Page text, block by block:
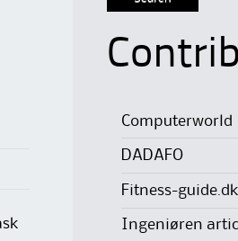
Computerworld
DADAFO
Fitness-guide.dk
Ingeniøren